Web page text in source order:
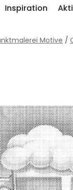
Inspiration
Motive /